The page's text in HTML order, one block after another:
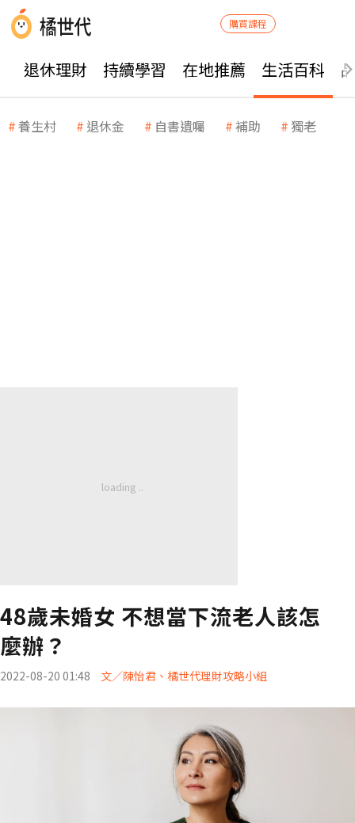
購買課程
退休理財 持續學習 在地推薦 生活百科
養生村 退休金 自書遺囑 補助 獨老
48歲未婚女 不想當下流老人該怎
麼辦？
2022-08-20 01:48 文／陳怡君、橘世代理財攻略小組